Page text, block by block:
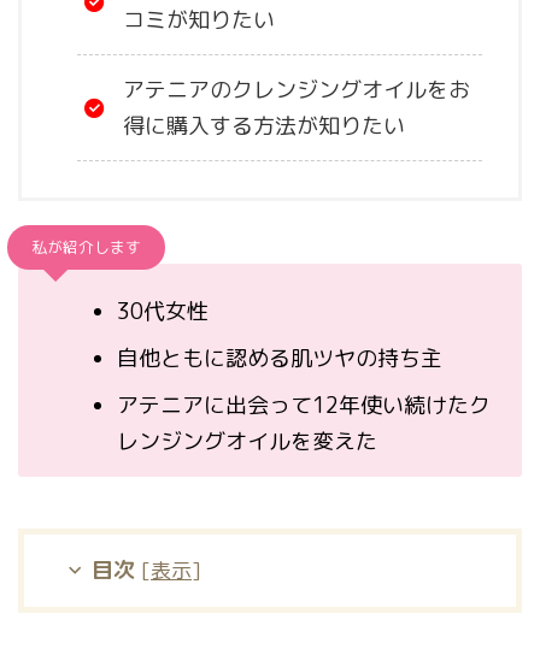
コミが知りたい
アテニアのクレンジングオイルをお
得に購入する方法が知りたい
私が紹介します
30代女性
自他ともに認める肌ツヤの持ち主
アテニアに出会って12年使い続けたク
レンジングオイルを変えた
目次 [表示]